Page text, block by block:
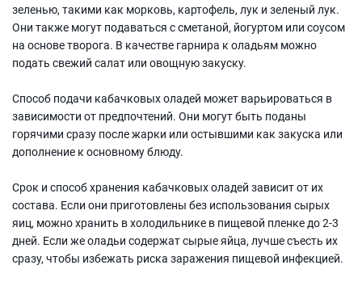
зеленью, такими как морковь, картофель, лук и зеленый лук.
Они также могут подаваться с сметаной, йогуртом или соусом
на основе творога. В качестве гарнира к оладьям можно
подать свежий салат или овощную закуску.
Способ подачи кабачковых оладей может варьироваться в
зависимости от предпочтений. Они могут быть поданы
горячими сразу после жарки или остывшими как закуска или
дополнение к основному блюду.
Срок и способ хранения кабачковых оладей зависит от их
состава. Если они приготовлены без использования сырых
яиц, можно хранить в холодильнике в пищевой пленке до 2-3
дней. Если же оладьи содержат сырые яйца, лучше съесть их
сразу, чтобы избежать риска заражения пищевой инфекцией.